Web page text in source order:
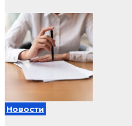
Новости